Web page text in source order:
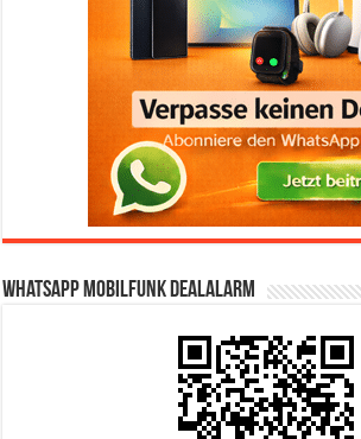
WhatsApp Mobilfunk DealAlarm